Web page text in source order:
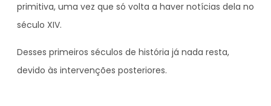
primitiva, uma vez que só volta a haver notícias dela no
século XIV.
Desses primeiros séculos de história já nada resta,
devido às intervenções posteriores.